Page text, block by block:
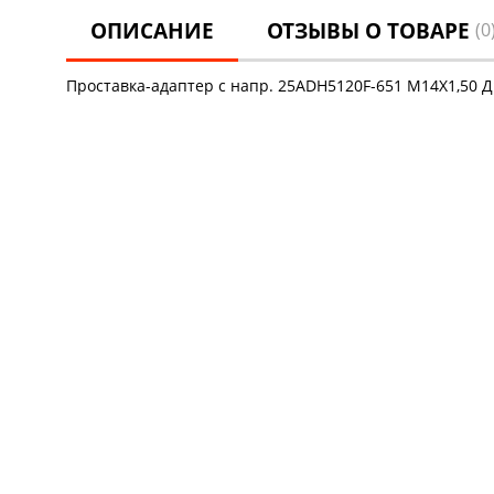
ОПИСАНИЕ ОТЗЫВЫ О ТОВАРЕ (0)
Проставка-адаптер с напр. 25ADH5120F-651 M14X1,50